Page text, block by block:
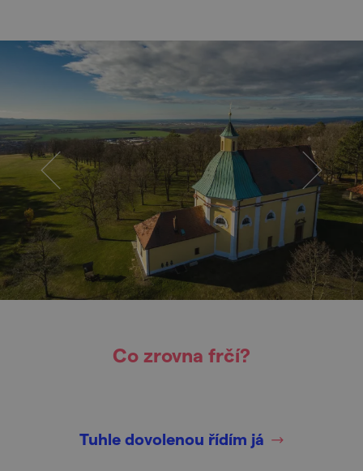
Co zrovna frčí?
Tuhle dovolenou řídím já